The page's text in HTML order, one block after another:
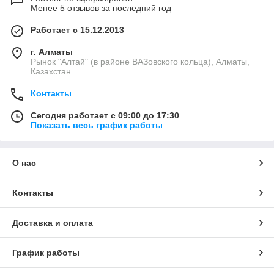
производительность
Оно обеспечивает
лучшую смазку
двигателя, помогает
улучшить чистоту
двигателя, способствует
свойствам, оно помогает улучшить экономичность двигателя,
топливо.
менять масло и проводить техническое обслуживание.
Купить автомасла Eurol в Алматы
Масло Eurol - надежное и эффективное масло, которое
применяется для улучшения эксплуатационных
характеристик автомобиля. Оно обеспечивает отличную
выбрать подходящее масло для любого типа автомобиля.
Необходимо помнить, что регулярная замена масла и
Менее 5 отзывов за последний год
Работает с 15.12.2013
г. Алматы
Рынок "Алтай" (в районе ВАЗовского кольца), Алматы,
Казахстан
Контакты
Сегодня работает с 09:00 до 17:30
Показать весь график работы
О нас
Контакты
Доставка и оплата
График работы